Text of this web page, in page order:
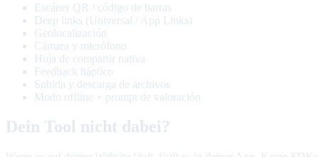
Escáner QR / código de barras
Deep links (Universal / App Links)
Geolocalización
Cámara y micrófono
Hoja de compartir nativa
Feedback háptico
Subida y descarga de archivos
Modo offline + prompt de valoración
Dein Tool nicht dabei?